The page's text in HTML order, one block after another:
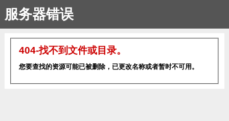
服务器错误
404-找不到文件或目录。
您要查找的资源可能已被删除，已更改名称或者暂时不可用。